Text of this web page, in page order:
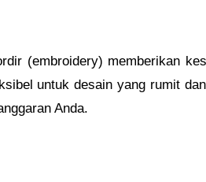
(embroidery) memberikan
untuk desain yang rumit
Anda.